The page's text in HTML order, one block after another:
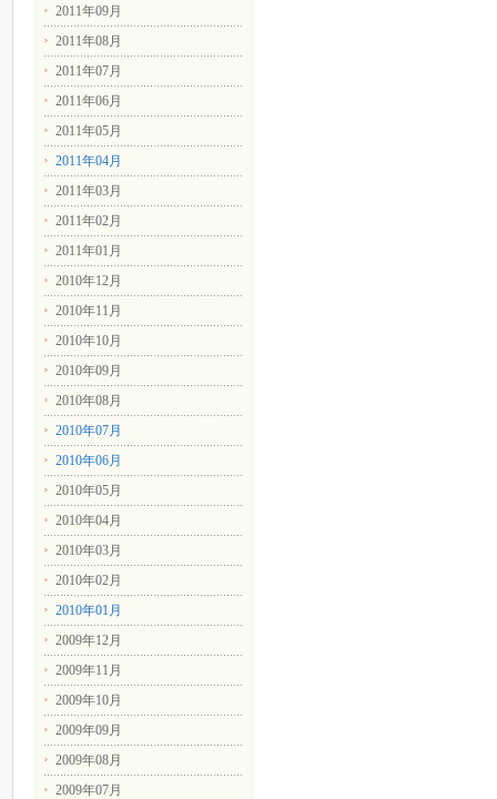
2011年09月
2011年08月
2011年07月
2011年06月
2011年05月
2011年04月
2011年03月
2011年02月
2011年01月
2010年12月
2010年11月
2010年10月
2010年09月
2010年08月
2010年07月
2010年06月
2010年05月
2010年04月
2010年03月
2010年02月
2010年01月
2009年12月
2009年11月
2009年10月
2009年09月
2009年08月
2009年07月